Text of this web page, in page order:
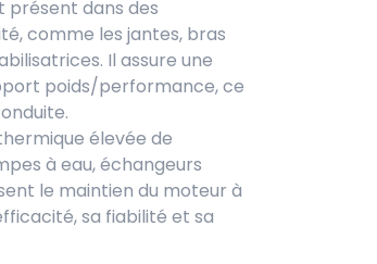
présent dans des
comme les jantes, bras
Il assure une
poids/performance, ce
élevée de
à eau, échangeurs
le maintien du moteur à
sa fiabilité et sa